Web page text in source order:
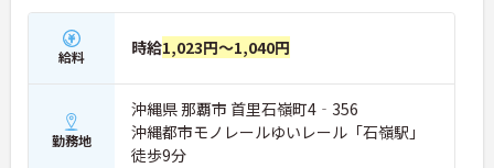
給料 時給1,023円～1,040円
勤務地
沖縄県 那覇市 首里石嶺町4‐356
沖縄都市モノレールゆいレール「石嶺駅」
徒歩9分